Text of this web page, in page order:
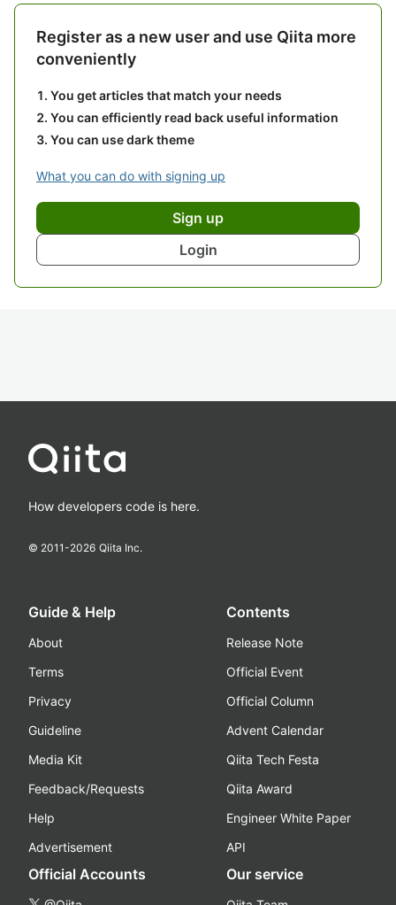
Register as a new user and use Qiita more
conveniently
You get articles that match your needs
You can efficiently read back useful information
You can use dark theme
What you can do with signing up
Sign up
Login
How developers code is here.
© 2011-2026 Qiita Inc.
Guide & Help
About
Terms
Privacy
Guideline
Media Kit
Feedback/Requests
Help
Advertisement
Contents
Release Note
Official Event
Official Column
Advent Calendar
Qiita Tech Festa
Qiita Award
Engineer White Paper
API
Official Accounts Our service